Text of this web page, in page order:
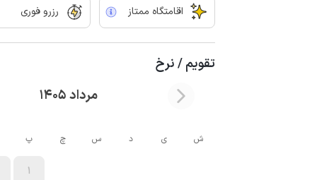
اقامتگاه ممتاز رزرو فوری
تقویم / نرخ
مرداد 1405
ش ی د س چ پ
1